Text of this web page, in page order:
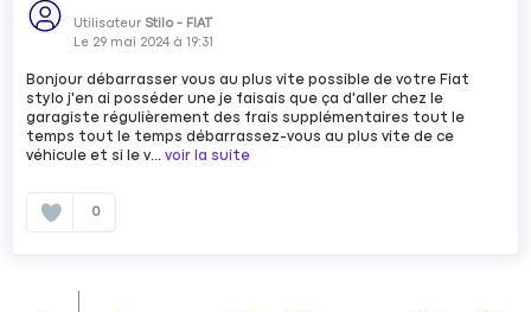
Utilisateur Stilo - FIAT
Le 29 mai 2024 à19:31
Bonjour débarrasser vous au plus vite possible de votre Fiat
stylo j'en ai posséder une je faisais que ça d'aller chez le
garagiste régulièrement des frais supplémentaires tout le
temps tout le temps débarrassez-vous au plus vite de ce
véhicule et si le v...voir la suite
0